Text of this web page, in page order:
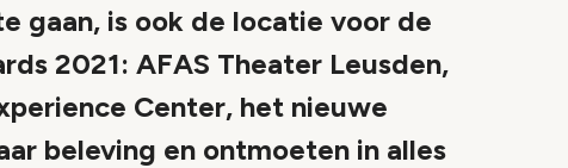
gaan, is ook de locatie voor de
2021: AFAS Theater Leusden,
Center, het nieuwe
beleving en ontmoeten in alles